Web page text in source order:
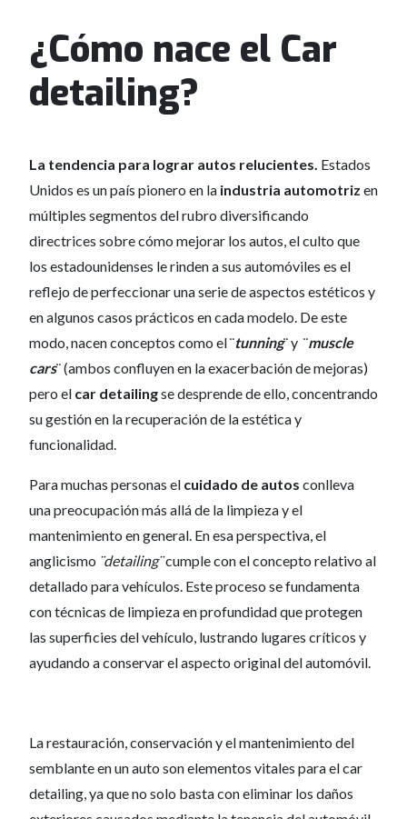
¿Cómo nace el Car
detailing?
La tendencia para lograr autos relucientes. Estados
Unidos es un país pionero en la industria automotriz en
múltiples segmentos del rubro diversificando
directrices sobre cómo mejorar los autos, el culto que
los estadounidenses le rinden a sus automóviles es el
reflejo de perfeccionar una serie de aspectos estéticos y
en algunos casos prácticos en cada modelo. De este
modo, nacen conceptos como el ¨tunning¨ y ¨muscle
cars¨ (ambos confluyen en la exacerbación de mejoras)
pero el car detailingse desprende de ello, concentrando
su gestión en la recuperación de la estética y
funcionalidad.
Para muchas personas el cuidado de autos conlleva
una preocupación más allá de la limpieza y el
mantenimiento en general. En esa perspectiva, el
anglicismo ¨detailing¨cumple con el concepto relativo al
detallado para vehículos. Este proceso se fundamenta
con técnicas de limpieza en profundidad que protegen
las superficies del vehículo, lustrando lugares críticos y
ayudando a conservar el aspecto original del automóvil.
La restauración, conservación y el mantenimiento del
semblante en un auto son elementos vitales para el car
detailing, ya que no solo basta con eliminar los daños